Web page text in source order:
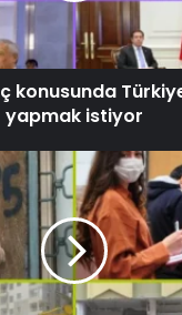
konusunda
yapmak istiyor